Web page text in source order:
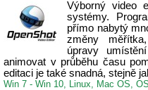
Výborný video
systémy.
přímo nabytý
změny
úpravy
animovat v průběhu času
editaci je také snadná, stejně
Win 7 - Win 10, Linux, Mac OS,